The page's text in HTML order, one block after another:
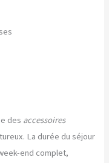
des accessoires
La durée du séjour
end complet,